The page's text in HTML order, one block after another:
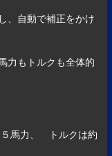
、自動で補正をかけ
力もトルクも全体的
馬力、 トルクは約